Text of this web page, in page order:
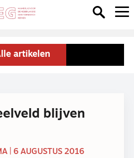
artikelen
blijven
| 6 AUGUSTUS 2016